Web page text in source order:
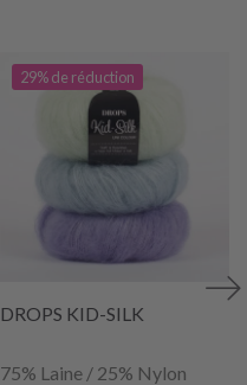
29% de réduction
DROPS KID-SILK
75% Laine / 25% Nylon